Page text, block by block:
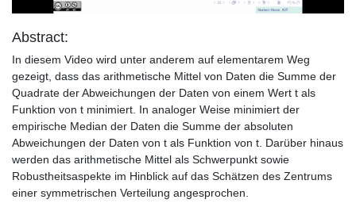
Abstract:
In diesem Video wird unter anderem auf elementarem Weg
gezeigt, dass das arithmetische Mittel von Daten die Summe der
Quadrate der Abweichungen der Daten von einem Wert t als
Funktion von t minimiert. In analoger Weise minimiert der
empirische Median der Daten die Summe der absoluten
Abweichungen der Daten von t als Funktion von t. Darüber hinaus
werden das arithmetische Mittel als Schwerpunkt sowie
Robustheitsaspekte im Hinblick auf das Schätzen des Zentrums
einer symmetrischen Verteilung angesprochen.